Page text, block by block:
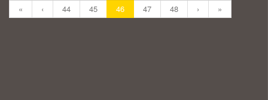
« ‹ 44 45 46 47 48 › »